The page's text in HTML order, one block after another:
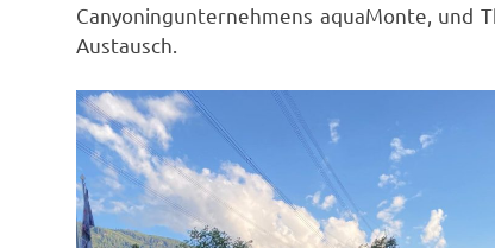
Canyoningunternehmens aquaMonte, und
Austausch.